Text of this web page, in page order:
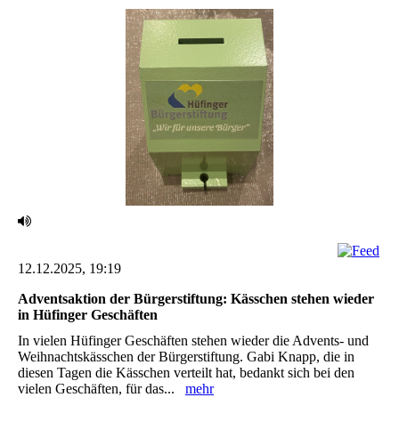
12.12.2025, 19:19
Adventsaktion der Bürgerstiftung: Kässchen stehen wieder
in Hüfinger Geschäften
In vielen Hüfinger Geschäften stehen wieder die Advents- und
Weihnachtskässchen der Bürgerstiftung. Gabi Knapp, die in
diesen Tagen die Kässchen verteilt hat, bedankt sich bei den
vielen Geschäften, für das... mehr